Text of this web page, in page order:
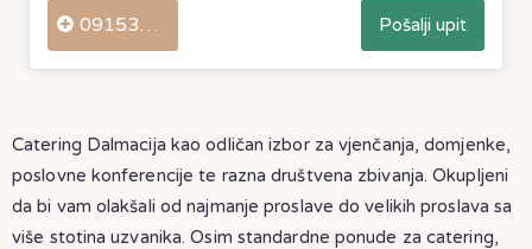
Catering Dalmacija kao odličan izbor za vjenčanja, domjenke,
poslovne konferencije te razna društvena zbivanja. Okupljeni
da bi vam olakšali od najmanje proslave do velikih proslava sa
više stotina uzvanika. Osim standardne ponude za catering,
0915344884 Pošalji upit